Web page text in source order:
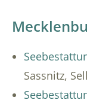
Sassnitz,